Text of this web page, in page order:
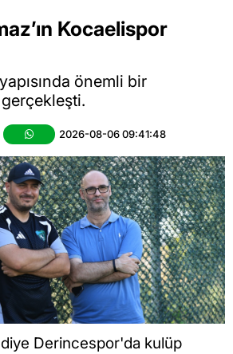
Kocaelispor
önemli bir
2026-08-06 09:41:48
Derincespor'da kulüp